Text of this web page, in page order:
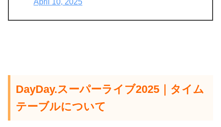
DayDay.スーパーライブ2025｜タイム
テーブルについて